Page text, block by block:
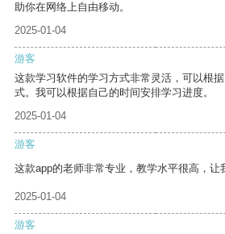
助你在网络上自由移动。
2025-01-04
游客
这款学习软件的学习方式非常灵活，可以根
式。我可以根据自己的时间安排学习进度。
2025-01-04
游客
这款app的老师非常专业，教学水平很高，让
2025-01-04
游客